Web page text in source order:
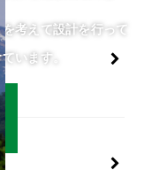
考えて設計を行って
います。